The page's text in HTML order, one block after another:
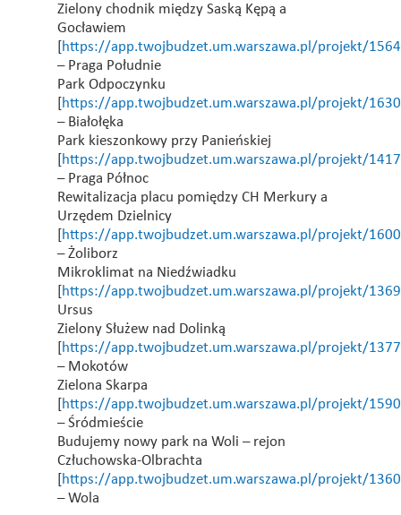
Zielony chodnik między Saską Kępą a
Gocławiem
https://app.twojbudzet.um.warszawa.pl/projekt/
– Praga Południe
Park Odpoczynku
https://app.twojbudzet.um.warszawa.pl/projekt/
– Białołęka
Park kieszonkowy przy Panieńskiej
https://app.twojbudzet.um.warszawa.pl/projekt/
– Praga Północ
Rewitalizacja placu pomiędzy CH Merkury a
Urzędem Dzielnicy
https://app.twojbudzet.um.warszawa.pl/projekt/
– Żoliborz
Mikroklimat na Niedźwiadku
https://app.twojbudzet.um.warszawa.pl/projekt/
Ursus
Zielony Służew nad Dolinką
https://app.twojbudzet.um.warszawa.pl/projekt/
– Mokotów
Zielona Skarpa
https://app.twojbudzet.um.warszawa.pl/projekt/
– Śródmieście
Budujemy nowy park na Woli – rejon
Człuchowska-Olbrachta
https://app.twojbudzet.um.warszawa.pl/projekt/
– Wola